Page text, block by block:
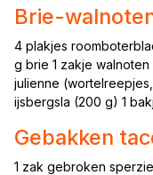
Brie-
4 plakjes
g brie 1 zakje
julienne
ijsbergsla (200 g) 1
Gebakken
1 zak gebroken